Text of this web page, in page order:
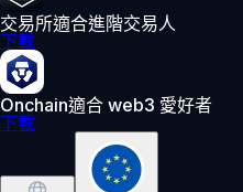
交易所適合進階交易人
下載
Onchain適合 web3 愛好者
下載